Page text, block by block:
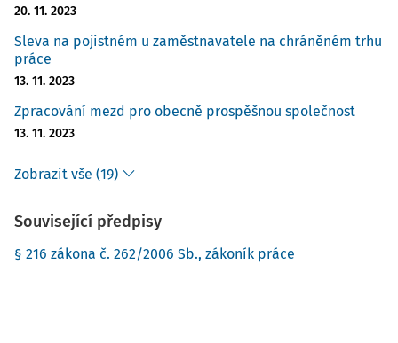
20. 11. 2023
Sleva na pojistném u zaměstnavatele na chráněném trhu
práce
13. 11. 2023
Zpracování mezd pro obecně prospěšnou společnost
13. 11. 2023
Zobrazit vše (19)
Související předpisy
§ 216 zákona č. 262/2006 Sb., zákoník práce